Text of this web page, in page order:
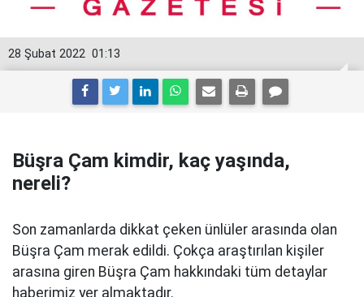
01:13
28 Şubat 2022
Büşra Çam kimdir, kaç yaşında,
nereli?
Son zamanlarda dikkat çeken ünlüler arasında olan
Büşra Çam merak edildi. Çokça araştırılan kişiler
arasına giren Büşra Çam hakkındaki tüm detaylar
haberimiz yer almaktadır.